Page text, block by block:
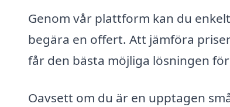
Genom vår plattform kan du
begära en offert. Att jämföra
får den bästa möjliga lösningen
Oavsett om du är en upptagen